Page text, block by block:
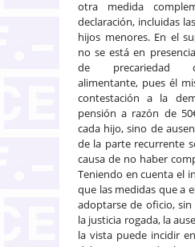
otra medida
declaración, incluidas
hijos menores. En el
no se está en
de precariedad
alimentante, pues él
contestación a la
pensión a razón de
cada hijo, sino de
de la parte recurrente
causa de no haber
Teniendo en cuenta el
que las medidas que a
adoptarse de oficio,
la justicia rogada, la
la vista puede incidir